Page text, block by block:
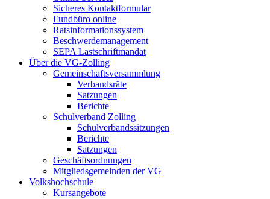
Sicheres Kontaktformular
Fundbüro online
Ratsinformationssystem
Beschwerdemanagement
SEPA Lastschriftmandat
Über die VG-Zolling
Gemeinschaftsversammlung
Verbandsräte
Satzungen
Berichte
Schulverband Zolling
Schulverbandssitzungen
Berichte
Satzungen
Geschäftsordnungen
Mitgliedsgemeinden der VG
Volkshochschule
Kursangebote